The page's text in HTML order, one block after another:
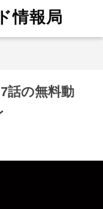
情報局
話の無料動